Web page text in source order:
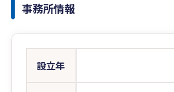
事務所情報
設立年